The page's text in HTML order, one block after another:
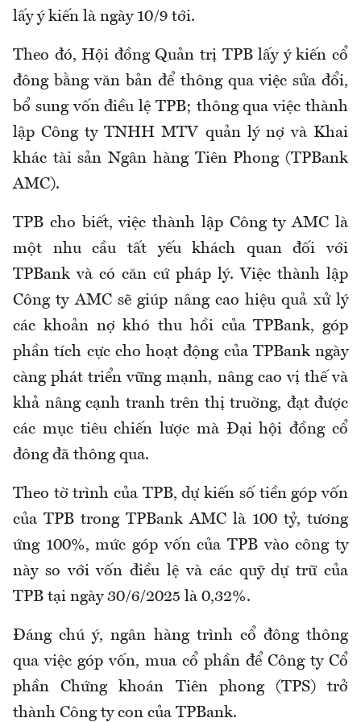
lấy ý kiến là ngày 10/9 tới.
Theo đó, Hội đồng Quản trị TPB lấy ý kiến cổ
đông bằng văn bản để thông qua việc sửa đổi,
bổ sung vốn điều lệ TPB; thông qua việc thành
lập Công ty TNHH MTV quản lý nợ và Khai
khác tài sản Ngân hàng Tiên Phong (TPBank
AMC).
TPB cho biết, việc thành lập Công ty AMC là
một nhu cầu tất yếu khách quan đối với
TPBank và có căn cứ pháp lý. Việc thành lập
Công ty AMC sẽ giúp nâng cao hiệu quả xử lý
các khoản nợ khó thu hồi của TPBank, góp
phần tích cực cho hoạt động của TPBank ngày
càng phát triển vững mạnh, nâng cao vị thế và
khả nâng cạnh tranh trên thị truờng, đạt được
các mục tiêu chiến lược mà Đại hội đồng cổ
đông đã thông qua.
Theo tờ trình của TPB, dự kiến số tiền góp vốn
của TPB trong TPBank AMC là 100 tỷ, tương
ứng 100%, mức góp vốn của TPB vào công ty
này so với vốn điều lệ và các quỹ dự trữ của
TPB tại ngày 30/6/2025 là 0,32%.
Đáng chú ý, ngân hàng trình cổ đông thông
qua việc góp vốn, mua cổ phần để Công ty Cổ
phần Chứng khoán Tiên phong (TPS) trở
thành Công ty con của TPBank.